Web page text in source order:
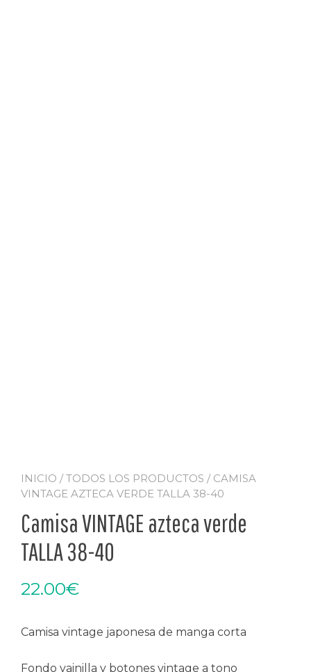
INICIO /TODOS LOS PRODUCTOS / CAMISA
VINTAGE AZTECA VERDE TALLA 38-40
Camisa VINTAGE azteca verde
TALLA 38-40
22.00€
Camisa vintage japonesa de manga corta
Fondo vainilla y botones vintage a tono